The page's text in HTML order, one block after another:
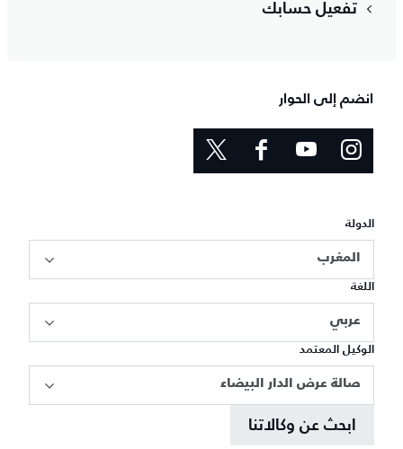
تفعيل حسابك
انضم إلى الحوار
الدولة
المغرب
اللغة
عربي
الوكيل المعتمد
صالة عرض الدار البيضاء
ابحث عن وكالاتنا